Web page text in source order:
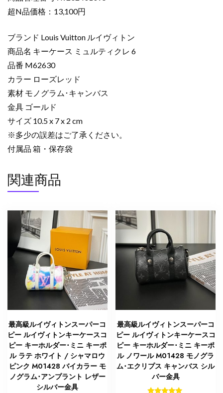
ー
ー
ス
コ
ピ
ー
キ
ー
ケ
ー
ス
ミ
ル
テ
ク
ー
M62630
モ
ノ
グ
ラ
ム･
超N品価格：13,100円
ブランド Louis Vuitton ルイヴィトン
商品名 キーケース ミュルティクレ 6
品番 M62630
カラー ローズレッド
素材 モノグラム･キャンバス
金具 ゴールド
サイズ 10.5 x 7 x 2 cm
※多少の誤差はご了承ください。
付属品 箱・保存袋
関連商品
最高級ルイヴィトンスーパーコ
ピー ルイヴィトンキーケースコ
ピー キーホルダー･ミニ キーポ
ル ラテ ホワイト / シャマロウ
ピンク M01428 バイカラー モ
ノグラム･アンプラント レザー
シルバー金具
最高級ルイヴィトンスーパーコ
ピー ルイヴィトンキーケースコ
ピー キーホルダー･ミニ キーポ
ル ノワール M01428 モノグラ
ム･エクリプス キャンバス シル
バー金具